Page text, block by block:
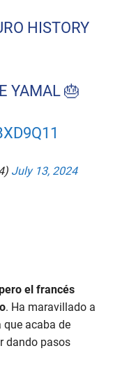
HISTORY
YAMAL 🎂
July 13, 2024
el francés
. Ha maravillado a
que acaba de
dando pasos